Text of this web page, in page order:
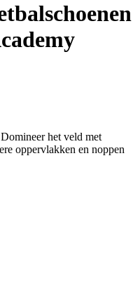
het veld met
oppervlakken en noppen